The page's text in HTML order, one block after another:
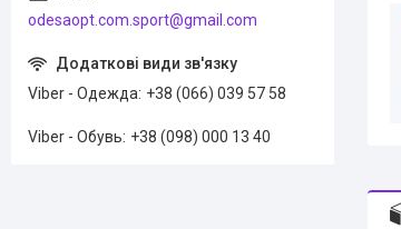
odesaopt.com.sport@gmail.com
Viber - Одежда +38 (066) 039 57 58
Viber - Обувь +38 (098) 000 13 40